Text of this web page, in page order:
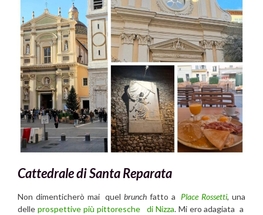
Cattedrale di Santa Reparata
Non dimenticherò mai quelbrunch fatto a Place Rossetti, una
delle prospettive più pittoresche di Nizza. Mi ero adagiata a